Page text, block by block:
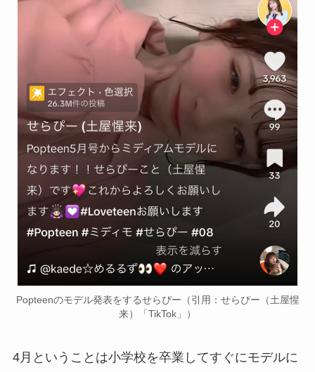
Popteenのモデル発表をするせらぴー（引用：せらぴー（土屋惺
来）「TikTok」）
4月ということは小学校を卒業してすぐにモデルに